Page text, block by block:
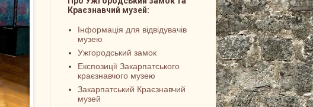
Краєзнавчий музей:
Інформація для відвідувачів
музею
Ужгородський замок
Експозиції Закарпатського
краєзнавчого музею
Закарпатський Краєзнавчий
музей